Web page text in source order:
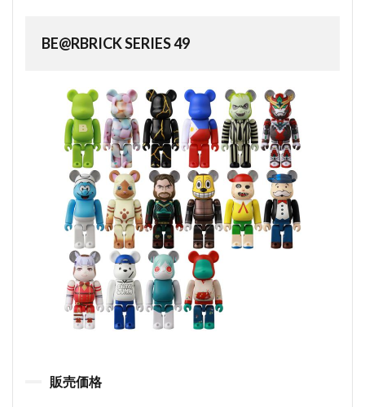
BE@RBRICK SERIES 49
販売価格